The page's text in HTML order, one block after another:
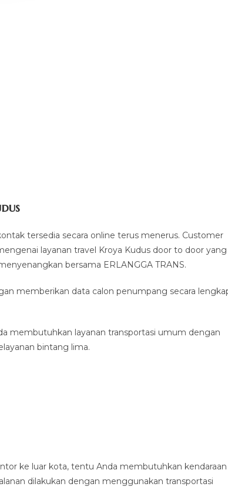
tersedia secara online terus menerus. Customer
layanan travel Kroya Kudus door to door yang
bersama ERLANGGA TRANS.
memberikan data calon penumpang secara
membutuhkan layanan transportasi umum dengan
bintang lima.
ke luar kota, tentu Anda membutuhkan kendaraan
dilakukan dengan menggunakan transportasi